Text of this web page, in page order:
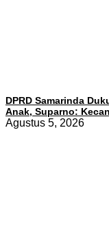
DPRD Samarinda
Anak, Suparno:
Agustus 5, 2026